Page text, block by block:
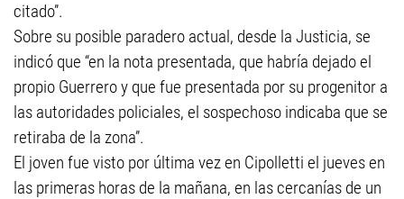
citado”.
Sobre su posible paradero actual, desde la Justicia, se
indicó que “en la nota presentada, que habría dejado el
propio Guerrero y que fue presentada por su progenitor a
las autoridades policiales, el sospechoso indicaba que se
retiraba de la zona”.
El joven fue visto por última vez en Cipolletti el jueves en
las primeras horas de la mañana, en las cercanías de un